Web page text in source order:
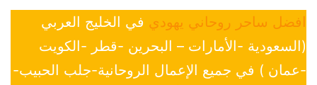
افضل ساحر روحاني يهودي في الخليج العربي
(السعودية -الأمارات – البحرين -قطر -الكويت
-عمان ) في جميع الإعمال الروحانية-جلب الحبيب-